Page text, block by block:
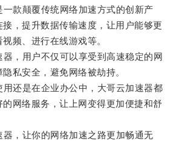
款颠覆传统网络加速方式的创新产
，提升数据传输速度，让用户能够更
频、进行在线游戏等。
用户不仅可以享受到高速稳定的网
私安全，避免网络被劫持。
还是在企业办公中，大哥云加速器都
网络服务，让上网变得更加便捷和舒
，让你的网络加速之路更加畅通无